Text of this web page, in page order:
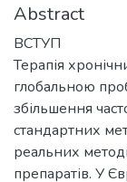
Abstract
ВСТУП
Терапія
глобальною
збільшення
стандартних
реальних
препаратів. У